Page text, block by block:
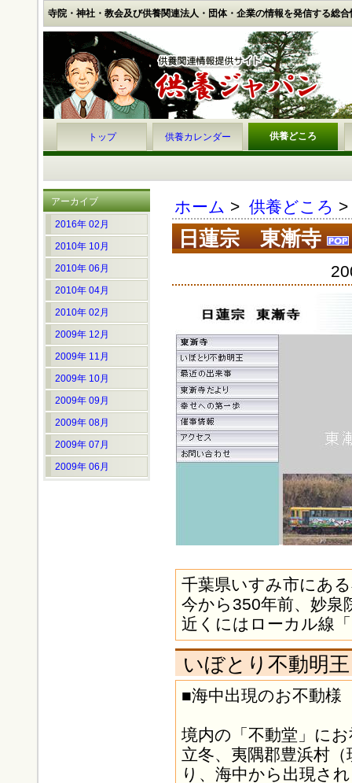
寺院・神社・教会及び供養関連法人・団体・企業の情報を発信する総
トップ 供養カレンダー 供養どころ
アーカイブ
2016年 02月
2010年 10月
2010年 06月
2010年 04月
2010年 02月
2009年 12月
2009年 11月
2009年 10月
2009年 09月
2009年 08月
2009年 07月
2009年 06月
ホーム > 供養どころ
日蓮宗 東漸寺
千葉県いすみ市にあ
今から350年前、妙泉
近くにはローカル線
いぼとり不動明王
■海中出現のお不動様
境内の「不動堂」に
立冬、夷隅郡豊浜村
り、海中から出現さ